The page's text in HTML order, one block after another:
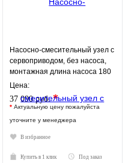
Насосно-смесительный узел с
сервоприводом, без насоса,
монтажная длина насоса 180
мм VT.COMBI.S.180M
Цена:
37 090 руб.*
* Актуальную цену пожалуйста
уточните у менеджера
В избранное
Купить в 1 клик Под заказ